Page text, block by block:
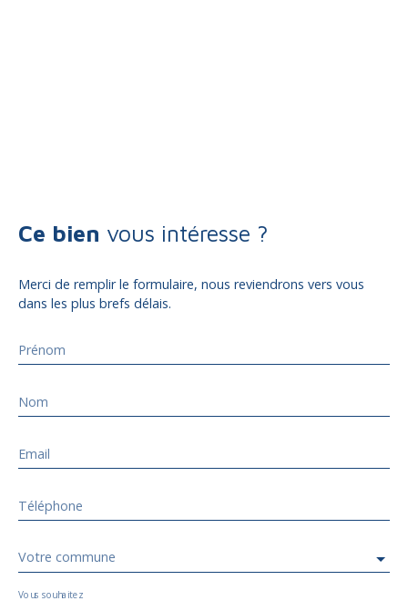
Ce bien vous intéresse ?
Merci de remplir le formulaire, nous reviendrons vers vous
dans les plus brefs délais.
Prénom
Nom
Email
Téléphone
Votre commune
Vous souhaitez